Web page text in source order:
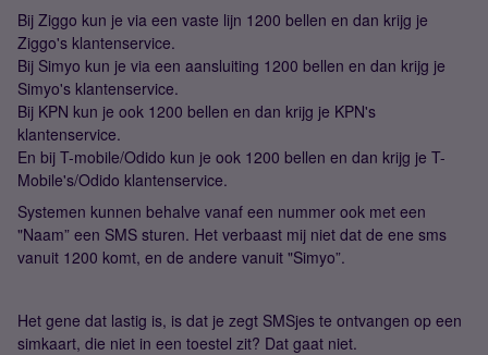
Bij Ziggo kun je via een vaste lijn 1200 bellen en dan krijg je
Ziggo's klantenservice.
Bij Simyo kun je via een aansluiting 1200 bellen en dan krijg je
Simyo's klantenservice.
Bij KPN kun je ook 1200 bellen en dan krijg je KPN's
klantenservice.
En bij T-mobile/Odido kun je ook 1200 bellen en dan krijg je T-
Mobile's/Odido klantenservice.
Systemen kunnen behalve vanaf een nummer ook met een
"Naam” een SMS sturen. Het verbaast mij niet dat de ene sms
vanuit 1200 komt, en de andere vanuit "Simyo”.
Het gene dat lastig is, is dat je zegt SMSjes te ontvangen op een
simkaart, die niet in een toestel zit? Dat gaat niet.